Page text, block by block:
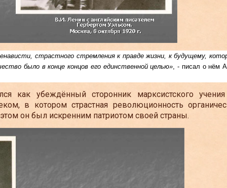
страстного стремления к правде жизни, к будущему,
было в конце концов его единственной целью» , - писал о нём
как убеждённый сторонник марксистского
в котором страстная революционность
он был искренним патриотом своей страны.